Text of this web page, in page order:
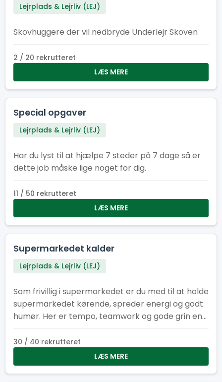
Lejrplads & Lejrliv (LEJ)
Skovhuggere der vil nedbryde Underlejr Skoven
2 / 20 rekrutteret
LÆS MERE
Special opgaver
Lejrplads & Lejrliv (LEJ)
Har du lyst til at hjælpe 7 steder på 7 dage så er
dette job måske lige noget for dig.
11 / 50 rekrutteret
LÆS MERE
Supermarkedet kalder
Lejrplads & Lejrliv (LEJ)
Som frivillig i supermarkedet er du med til at holde
supermarkedet kørende, spreder energi og godt
humør. Her er tempo, teamwork og gode grin en
hylderne er fyldt med energi om formiddagen og
30 / 40 rekrutteret
LÆS MERE